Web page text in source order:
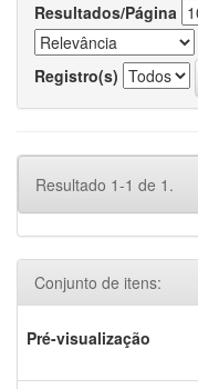
Resultados/Página
Registro(s)
Resultado 1-1 de 1.
Conjunto de itens:
Pré-visualização